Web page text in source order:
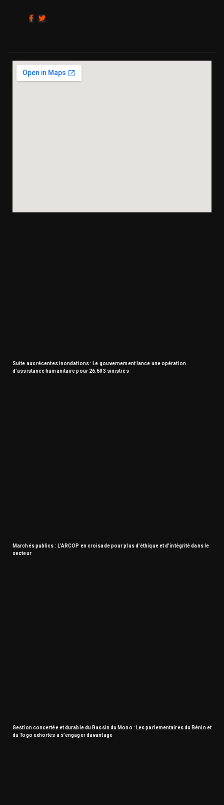
Suite aux récentes inondations : Le gouvernement lance une opération
d’assistance humanitaire pour 26.603 sinistrés
Marchés publics : L’ARCOP en croisade pour plus d’éthique et d’intégrité dans le
secteur
Gestion concertée et durable du Bassin du Mono : Les parlementaires du Bénin et
du Togo exhortés à s’engager davantage